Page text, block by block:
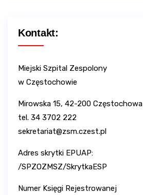
Kontakt:
Miejski Szpital Zespolony
w Częstochowie
Mirowska 15, 42-200 Częstochowa
tel. 34 3702 222
sekretariat@zsm.czest.pl
Adres skrytki EPUAP:
/SPZOZMSZ/SkrytkaESP
Numer Księgi Rejestrowanej